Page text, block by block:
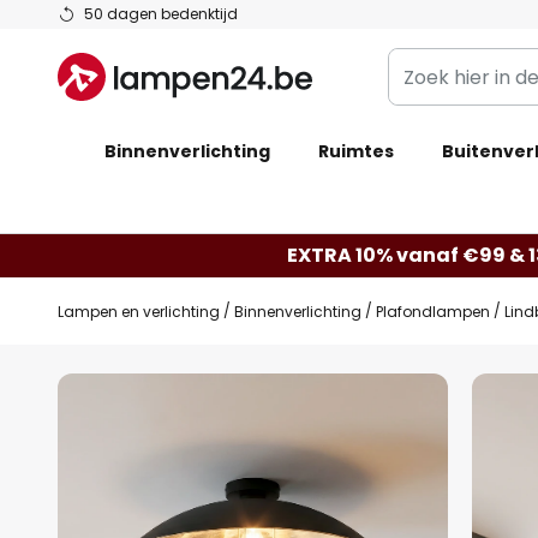
50 dagen bedenktijd
Ga
de
inhoud
Zoek
hier
de
Binnenverlichting Ruimtes
EXTRA 10% vanaf €99 &
Lampen en verlichting Binnenverlichting Plafondlampen
Ga